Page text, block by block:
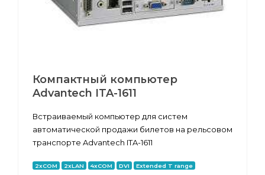
Компактный компьютер
Advantech ITA-1611
Встраиваемый компьютер для систем
автоматической продажи билетов на рельсовом
транспорте Advantech ITA-1611
2xCOM 2xLAN 4xCOM DVI Extended T range